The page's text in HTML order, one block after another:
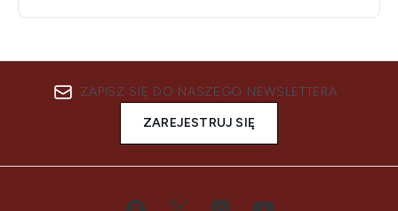
ZAPISZ SIĘ DO NASZEGO NEWSLETTERA
ZAREJESTRUJ SIĘ